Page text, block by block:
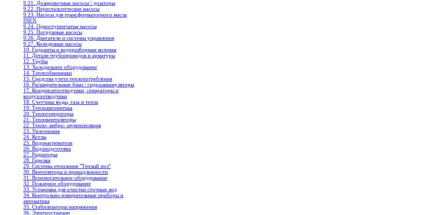
9.21. Дозировочные насосы / дозаторы
9.22. Перистальтические насосы
9.23. Насосы для трансформаторного масла
INEN
9.24. Одноступенчатые насосы
9.25. Погружные насосы
9.26. Двигатели и системы управления
9.27. Колодезные насосы
10. Гидранты и водоразборные колонки
11. Детали трубопроводов и арматуры
12. Трубы
13. Холодильное oборудование
14. Теплообменники
15. Средства учета теплопотребления
16. Расширительные баки / гидроаккамуляторы
17. Конденсатоотводчики, сепараторы и
воздухоотводчики
18. Счетчики воды, газа и тепла
19. Теплоавтоматика
20. Теплогенераторы
21. Тепловентиляторы
22. Тепло- вибро- шумоизоляция
23. Уплотнения
24. Котлы
25. Водонагреватели
26. Водоподготовка
27. Радиаторы
28. Горелки
29. Системы отопления "Теплый пол"
30. Вентиляторы и принадлежности
31. Вспомогательное оборудование
32. Пожарное оборудование
33. Установки для очистки сточных вод
34. Контрольно-измерительные приборы и
автоматика
35. Стабилизаторы напряжения
36. Электростанции